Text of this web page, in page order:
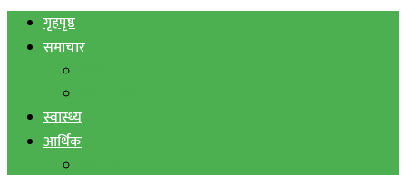
गृहपृष्ठ
समाचार
स्वास्थ्य
आर्थिक